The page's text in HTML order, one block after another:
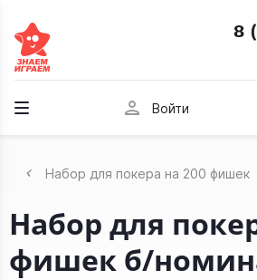
8
person Войти
Набор для покера на 200 фишек
Набор для
фишек б/